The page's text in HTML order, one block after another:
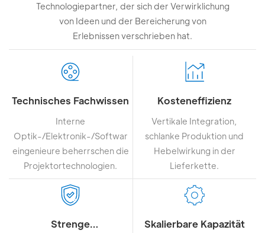
Technologiepartner, der sich der Verwirklichung
von Ideen und der Bereicherung von
Erlebnissen verschrieben hat.
Technisches Fachwissen
Interne
Optik-/Elektronik-/Softwar
eingenieure beherrschen die
Projektortechnologien.
Kosteneffizienz
Vertikale Integration,
schlanke Produktion und
Hebelwirkung in der
Lieferkette.
Strenge
Skalierbare Kapazität